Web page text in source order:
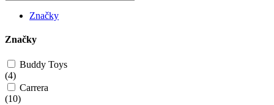
Značky
Značky
Buddy Toys
(4)
Carrera
(10)